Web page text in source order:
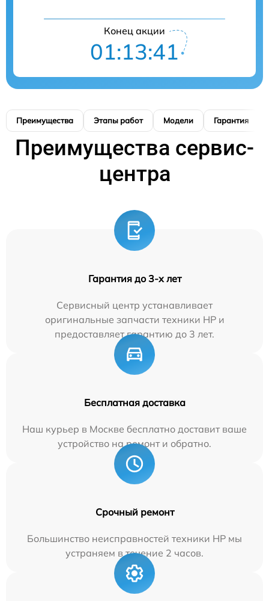
Конец акции
01:13:40
Преимущества Этапы работ Модели Гарантия
Преимущества сервис-
центра
Гарантия до 3-х лет
Сервисный центр устанавливает
оригинальные запчасти техники HP и
предоставляет гарантию до 3 лет.
Бесплатная доставка
Наш курьер в Москве бесплатно доставит ваше
устройство на ремонт и обратно.
Срочный ремонт
Большинство неисправностей техники HP мы
устраняем в течение 2 часов.